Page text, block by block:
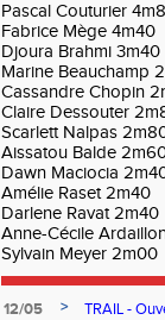
Pascal Couturier
Fabrice Mège 4m40
Djoura Brahmi 3m40
Marine Beauchamp
Cassandre Chopin
Claire Dessouter
Scarlett Nalpas
Aissatou Balde
Dawn Maciocia
Amélie Raset 2m40
Darlene Ravat 2m40
Anne-Cécile
Sylvain Meyer 2m00
12/05 >
TRAIL -